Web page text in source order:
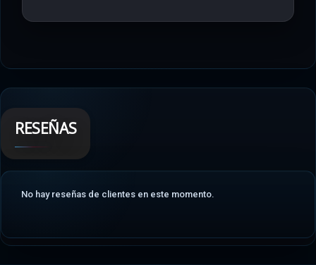
RESEÑAS
No hay reseñas de clientes en este momento.